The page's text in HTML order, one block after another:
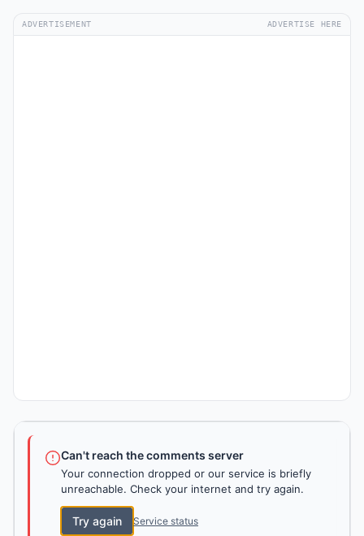
ADVERTISEMENT ADVERTISE HERE
Can't reach the comments server
Your connection dropped or our service is briefly
unreachable. Check your internet and try again.
Try again Service status